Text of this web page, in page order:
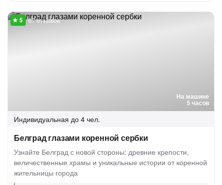
На машине
5 часов
67 отзывов
Индивидуальная до 4 чел.
Белград глазами коренной сербки
Узнайте Белград с новой стороны: древние крепости,
величественные храмы и уникальные истории от коренной
жительницы города